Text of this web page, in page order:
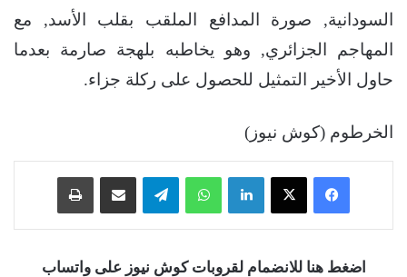
السودانية, صورة المدافع الملقب بقلب الأسد, مع
المهاجم الجزائري, وهو يخاطبه بلهجة صارمة بعدما
حاول الأخير التمثيل للحصول على ركلة جزاء.
الخرطوم (كوش نيوز)
فيسبوك ‫X لينكدإن واتساب تيلقرام
اضغط هنا للانضمام لقروبات كوش نيوز على واتساب